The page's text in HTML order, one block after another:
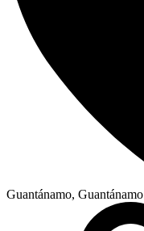
Guantánamo, Guantánamo